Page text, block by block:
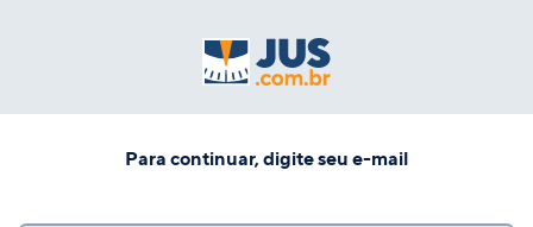
Para continuar, digite seu e-mail